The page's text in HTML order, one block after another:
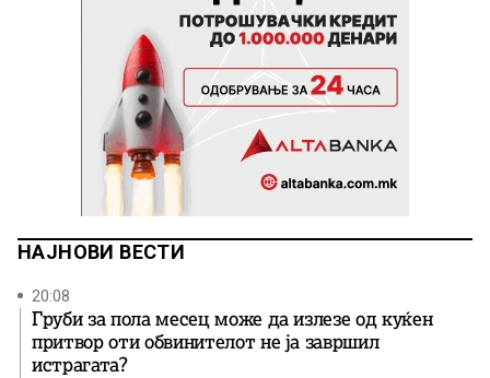
НАЈНОВИ ВЕСТИ
20:08
Груби за пола месец може да излезе од куќен
притвор оти обвинителот не ја завршил
истрагата?